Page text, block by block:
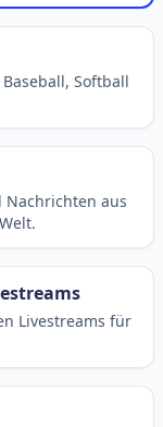
Softball
aus
Livestreams für